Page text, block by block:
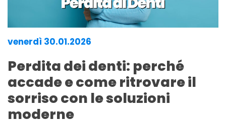
venerdì 30.01.2026
Perdita dei denti: perché
accade e come ritrovare il
sorriso con le soluzioni
moderne